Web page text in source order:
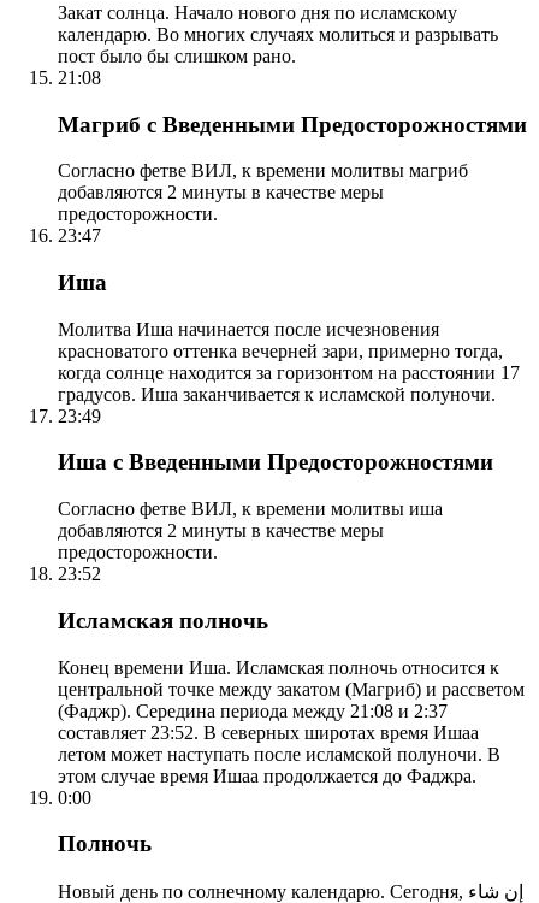
Закат солнца. Начало нового дня по исламскому
календарю. Во многих случаях молиться и разрывать
пост было бы слишком рано.
21:08
Магриб с Введенными Предосторожностями
Согласно фетве ВИЛ, к времени молитвы магриб
добавляются 2 минуты в качестве меры
предосторожности.
23:47
Иша
Молитва Иша начинается после исчезновения
красноватого оттенка вечерней зари, примерно тогда,
когда солнце находится за горизонтом на расстоянии 17
градусов. Иша заканчивается к исламской полуночи.
23:49
Иша с Введенными Предосторожностями
Согласно фетве ВИЛ, к времени молитвы иша
добавляются 2 минуты в качестве меры
предосторожности.
23:52
Исламская полночь
Конец времени Иша. Исламская полночь относится к
центральной точке между закатом (Магриб) и рассветом
(Фаджр). Середина периода между 21:08 и 2:37
составляет 23:52. В северных широтах время Ишаа
летом может наступать после исламской полуночи. В
этом случае время Ишаа продолжается до Фаджра.
0:00
Полночь
Новый день по солнечному календарю. Сегодня, إن شاء